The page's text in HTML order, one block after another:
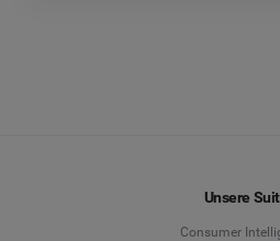
Unsere
Consumer